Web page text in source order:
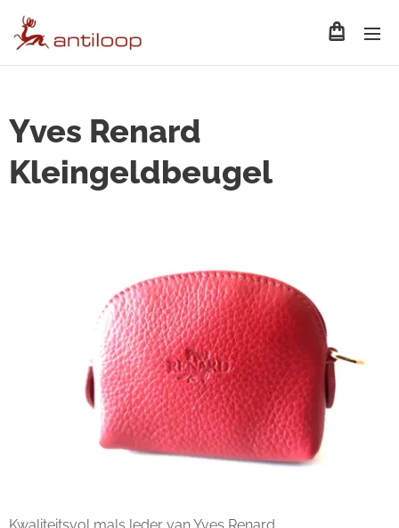
Yves Renard
Kleingeldbeugel